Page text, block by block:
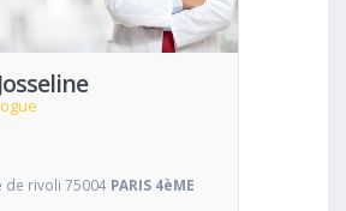
de rivoli 75004 PARIS 4èME